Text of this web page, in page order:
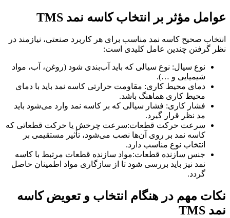
عوامل مؤثر بر انتخاب کاسه نمد TMS
انتخاب صحیح کاسه نمد مناسب برای هر کاربرد صنعتی، نیازمند در
نظر گرفتن چندین عامل کلیدی است:
نوع سیال: نوع سیالی که باید آب‌بندی شود (روغن، آب، مواد
شیمیایی و …).
دمای محیط کاری: مقاومت حرارتی کاسه نمد باید با دمای
محیط کاری هماهنگ باشد.
فشار کاری: فشار سیالی که بر کاسه نمد وارد می‌شود باید
مد نظر قرار گیرد.
سرعت حرکت قطعات:سرعت چرخش یا حرکت قطعاتی که
کاسه نمد بر روی آن‌ها نصب می‌شود، تأثیر مستقیمی بر
انتخاب نوع مناسب دارد.
جنس سازنده قطعات:مواد سازنده قطعات مرتبط با کاسه
نمد نیز باید بررسی شود تا از سازگاری مواد اطمینان حاصل
گردد.
نکات مهم در هنگام انتخاب و تعویض کاسه
نمد TMS